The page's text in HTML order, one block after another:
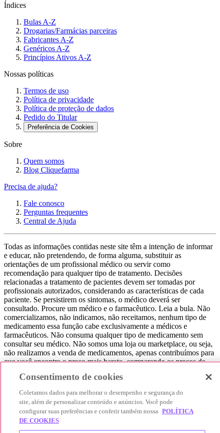
Índices
Bulas A-Z
Drogarias/Farmácias parceiras
Fabricantes A-Z
Genéricos A-Z
Princípios Ativos A-Z
Nossas políticas
Termos de uso
Política de privacidade
Política de proteção de dados
Pedido do Titular
Preferência de Cookies
Sobre
Quem somos
Blog Cliquefarma
Precisa de ajuda?
Fale conosco
Perguntas frequentes
Central de Ajuda
Todas as informações contidas neste site têm a intenção de informar
e educar, não pretendendo, de forma alguma, substituir as
orientações de um profissional médico ou servir como
recomendação para qualquer tipo de tratamento. Decisões
relacionadas a tratamento de pacientes devem ser tomadas por
profissionais autorizados, considerando as características de cada
paciente. Se persistirem os sintomas, o médico deverá ser
consultado. Procure um médico e o farmacêutico. Leia a bula. Não
comercializamos, não indicamos, não receitamos, nenhum tipo de
medicamento essa função cabe exclusivamente a médicos e
farmacêuticos. Não consuma qualquer tipo de medicamento sem
consultar seu médico. Não somos uma loja ou marketplace, ou seja,
não realizamos a venda de medicamentos, apenas contribuímos para
que você encontre o preço mais barato, comparando os preços de
experiência seja bem-sucedida, mas a finalização da compra
© 2025 Afya Participações S.A. - todos os direitos reservados.
Alameda Lorena, 269 - Jardim Paulista - São Paulo / SP - CEP.:
01424-001 - CNPJ 23.399.329/0002-53.
Consentimento de cookies
Coletamos dados para melhorar o desempenho e segurança do
site, além de personalizar conteúdo e anúncios. Você pode
configurar suas preferências e conferir também nossa POLÍTICA
DE COOKIES